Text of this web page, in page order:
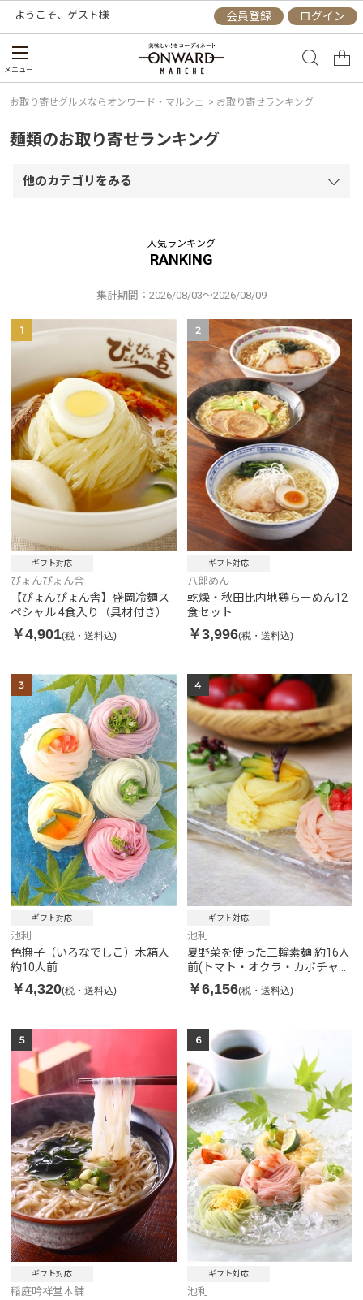
ようこそ、 ゲスト様 会員登録 ログイン
メニュー
お取り寄せグルメならオンワード・マルシェ > お取り寄せランキング
麺類のお取り寄せランキング
他のカテゴリをみる
人気ランキング
RANKING
集計期間：2026/08/03～2026/08/09
1
ギフト対応
ぴょんぴょん舎
【ぴょんぴょん舎】盛岡冷麺ス
ペシャル 4食入り（具材付き）
￥4,901(税・送料込)
2
ギフト対応
八郎めん
乾燥・秋田比内地鶏らーめん12
食セット
￥3,996(税・送料込)
3
ギフト対応
池利
色撫子（いろなでしこ）木箱入
約10人前
￥4,320(税・送料込)
4
ギフト対応
池利
夏野菜を使った三輪素麺 約16人
前(トマト・オクラ・カボチャ・
白)
￥6,156(税・送料込)
5
ギフト対応
稲庭吟祥堂本舗
6
ギフト対応
池利